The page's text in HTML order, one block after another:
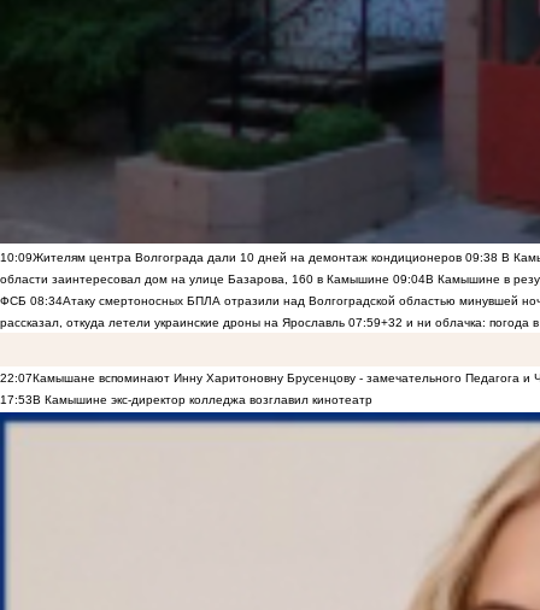
10:09Жителям центра Волгограда дали 10 дней на демонтаж кондиционеров 09:38 В
области заинтересовал дом на улице Базарова, 160 в Камышине 09:04В Камышине в
ФСБ 08:34Атаку смертоносных БПЛА отразили над Волгоградской областью минувшей
рассказал, откуда летели украинские дроны на Ярославль 07:59+32 и ни облачка: погода
22:07Камышане вспоминают Инну Харитоновну Брусенцову - замечательного Педагога и
17:53В Камышине экс-директор колледжа возглавил кинотеатр